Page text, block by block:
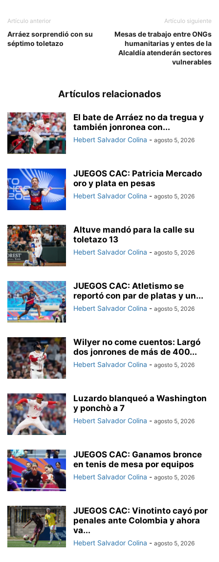
Artículo anterior
Arráez sorprendió con su
séptimo toletazo
Artículo siguiente
Mesas de trabajo entre ONGs
humanitarias y entes de la
Alcaldía atenderán sectores
vulnerables
Artículos relacionados
El bate de Arráez no da tregua y
también jonronea con...
Hebert Salvador Colina - agosto 5, 2026
JUEGOS CAC: Patricia Mercado
oro y plata en pesas
Hebert Salvador Colina - agosto 5, 2026
Altuve mandó para la calle su
toletazo 13
Hebert Salvador Colina - agosto 5, 2026
JUEGOS CAC: Atletismo se
reportó con par de platas y un...
Hebert Salvador Colina - agosto 5, 2026
Wilyer no come cuentos: Largó
dos jonrones de más de 400...
Hebert Salvador Colina - agosto 5, 2026
Luzardo blanqueó a Washington
y ponchò a 7
Hebert Salvador Colina - agosto 5, 2026
JUEGOS CAC: Ganamos bronce
en tenis de mesa por equipos
Hebert Salvador Colina - agosto 5, 2026
JUEGOS CAC: Vinotinto cayó por
penales ante Colombia y ahora
va...
Hebert Salvador Colina - agosto 5, 2026